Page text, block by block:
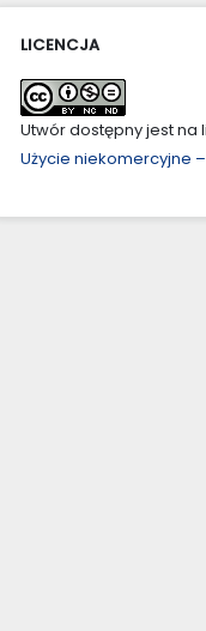
LICENCJA
Utwór dostępny jest na
Użycie niekomercyjne